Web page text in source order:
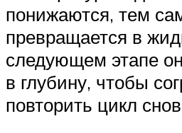
понижаются, тем
превращается в
следующем этапе
в глубину, чтобы
повторить цикл